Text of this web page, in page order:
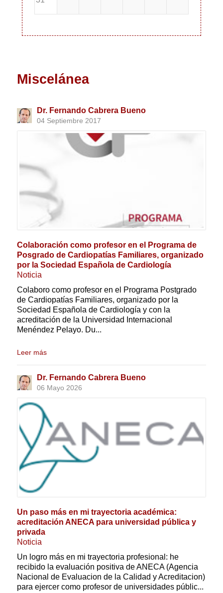
Miscelánea
Dr. Fernando Cabrera Bueno
04 Septiembre 2017
Colaboración como profesor en el Programa de
Posgrado de Cardiopatías Familiares, organizado
por la Sociedad Española de Cardiología
Noticia
Colaboro como profesor en el Programa Postgrado
de Cardiopatías Familiares, organizado por la
Sociedad Española de Cardiología y con la
acreditación de la Universidad Internacional
Menéndez Pelayo. Du...
Leer más
Dr. Fernando Cabrera Bueno
06 Mayo 2026
Un paso más en mi trayectoria académica:
acreditación ANECA para universidad pública y
privada
Noticia
Un logro más en mi trayectoria profesional: he
recibido la evaluación positiva de ANECA (Agencia
Nacional de Evaluacion de la Calidad y Acreditacion)
para ejercer como profesor de universidades públic...